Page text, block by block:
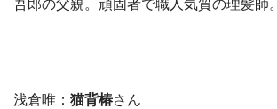
吾郎の父親。頑固者で職人気質の理髪師。
浅倉唯： 猫背椿さん